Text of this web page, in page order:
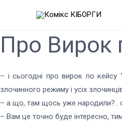
Про Вирок
– і сьогодні про вирок по
злочинного режиму і усіх
– а що, там щось уже народили?.. о,
– Вам це точно буде інтересно,